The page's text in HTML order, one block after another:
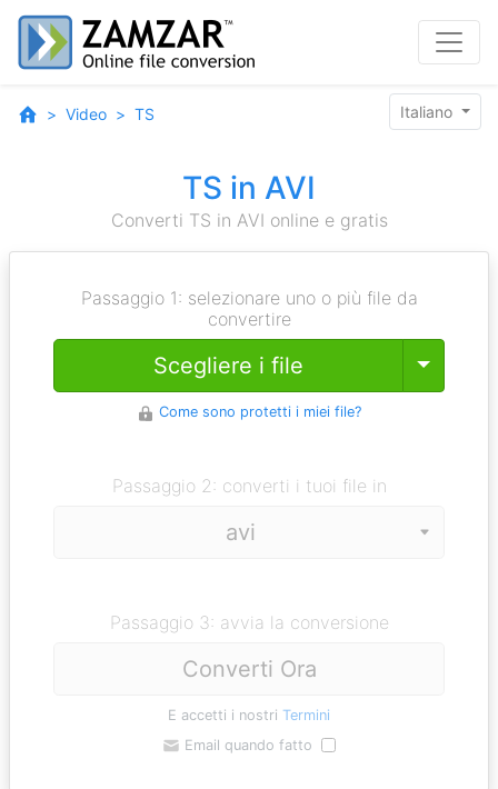
Video TS Italiano
TS in AVI
Converti TS in AVI online e gratis
Passaggio 1: selezionare uno o più file da
convertire
Scegliere i file Toggle
Come sono protetti i miei file?
Passaggio 2: converti i tuoi file in
Passaggio 3: avvia la conversione
Converti Ora
E accetti i nostri Termini
Email quando fatto